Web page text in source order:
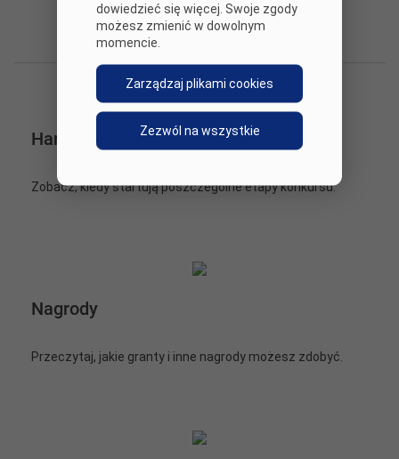
Zobacz także
Harmonogram
Zobacz, kiedy startują poszczególne etapy konkursu.
Nagrody
Przeczytaj, jakie granty i inne nagrody możesz zdobyć.
dowiedzieć się więcej. Swoje zgody
możesz zmienić w dowolnym
momencie.
Zarządzaj plikami cookies
Zezwól na wszystkie